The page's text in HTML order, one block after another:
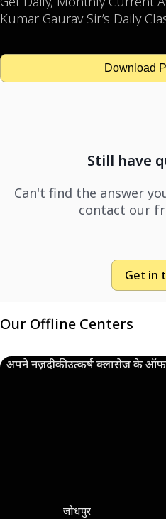
Kumar Gaurav Sir’s Daily
Download
Still have
Can't find the answer
contact our
Get in
Our Offline Centers
अपने नज़दीकी उत्कर्ष क्लासेज के
जोधपुर